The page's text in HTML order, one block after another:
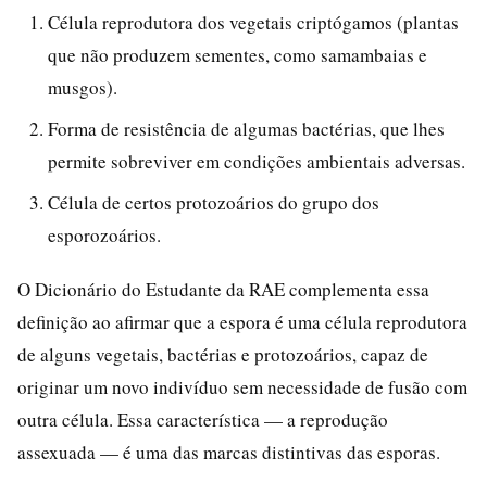
Célula reprodutora dos vegetais criptógamos (plantas
que não produzem sementes, como samambaias e
musgos).
Forma de resistência de algumas bactérias, que lhes
permite sobreviver em condições ambientais adversas.
Célula de certos protozoários do grupo dos
esporozoários.
O Dicionário do Estudante da RAE complementa essa
definição ao afirmar que a espora é uma célula reprodutora
de alguns vegetais, bactérias e protozoários, capaz de
originar um novo indivíduo sem necessidade de fusão com
outra célula. Essa característica — a reprodução
assexuada — é uma das marcas distintivas das esporas.